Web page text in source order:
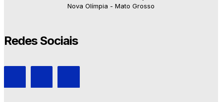
Nova Olímpia - Mato Grosso
Redes Sociais